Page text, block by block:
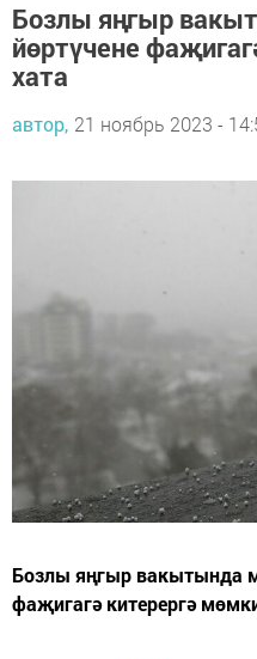
Бозлы яңгыр
йөртүчене
хата
автор, 21 ноябрь 2023 -
Бозлы яңгыр вакытында
фаҗигагә китерергә